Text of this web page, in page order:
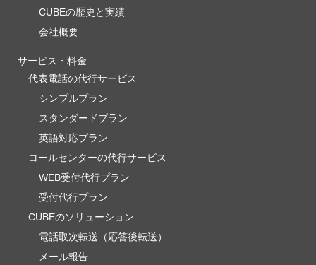
CUBEの歴史と実績
会社概要
サービス・料金
代表電話の代行サービス
シンプルプラン
スタンダードプラン
英語対応プラン
コールセンターの代行サービス
WEB受付代行プラン
受付代行プラン
CUBEのソリューション
電話取次転送（応答後転送）
メール報告